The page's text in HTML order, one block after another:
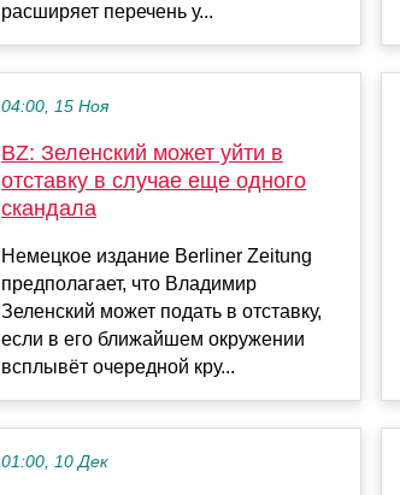
расширяет перечень у...
04:00, 15 Ноя
BZ: Зеленский может уйти в
отставку в случае еще одного
скандала
Немецкое издание Berliner Zeitung
предполагает, что Владимир
Зеленский может подать в отставку,
если в его ближайшем окружении
всплывёт очередной кру...
01:00, 10 Дек